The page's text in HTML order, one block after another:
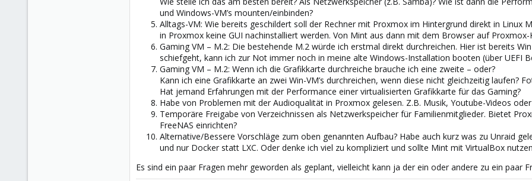
und Windows-VM’s mounten/einbinden?
Alltags-VM: Wie bereits geschildert soll der Rechner mit Proxmox im Hintergrund direkt in Linux
in Proxmox keine GUI nachinstalliert werden. Von Mint aus dann mit dem Browser auf
Gaming VM – M.2: Die bestehende M.2 würde ich erstmal direkt durchreichen. Hier ist bereits
schiefgeht, kann ich zur Not immer noch in meine alte Windows-Installation booten (über UEFI
Gaming VM – M.2: Wenn ich die Grafikkarte durchreiche brauche ich eine zweite – oder?
Kann ich eine Grafikkarte an zwei Win-VM’s durchreichen, wenn diese nicht gleichzeitig laufen?
Hat jemand Erfahrungen mit der Performance einer virtualisierten Grafikkarte für das Gaming?
Habe von Problemen mit der Audioqualität in Proxmox gelesen. Z.B. Musik, Youtube-Videos
Temporäre Freigabe von Verzeichnissen als Netzwerkspeicher für Familienmitglieder. Bietet
FreeNAS einrichten?
Alternative/Bessere Vorschläge zum oben genannten Aufbau? Habe auch kurz was zu Unraid
und nur Docker statt LXC. Oder denke ich viel zu kompliziert und sollte Mint mit VirtualBox
Es sind ein paar Fragen mehr geworden als geplant, vielleicht kann ja der ein oder andere zu ein paar